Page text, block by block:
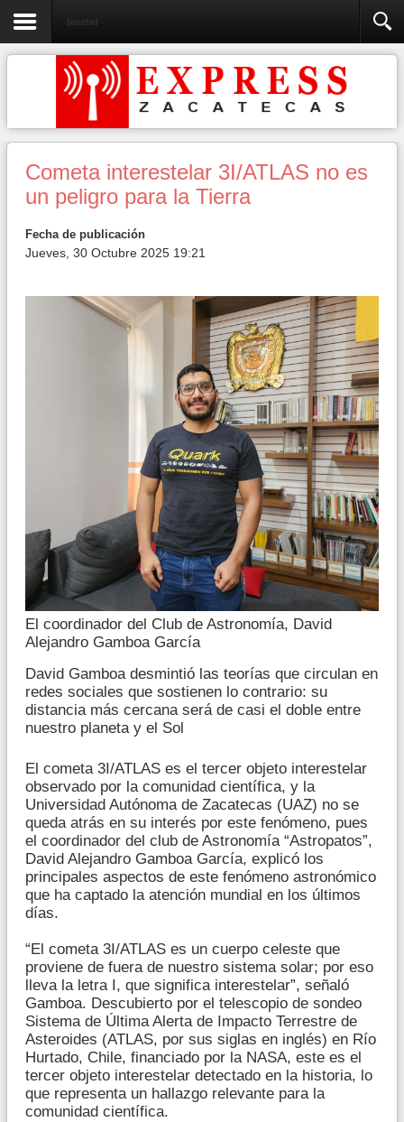
Sociedad
Cometa interestelar 3I/ATLAS no es
un peligro para la Tierra
Fecha de publicación
Jueves, 30 Octubre 2025 19:21
El coordinador del Club de Astronomía, David
Alejandro Gamboa García
David Gamboa desmintió las teorías que circulan en
redes sociales que sostienen lo contrario: su
distancia más cercana será de casi el doble entre
nuestro planeta y el Sol
El cometa 3I/ATLAS es el tercer objeto interestelar
observado por la comunidad científica, y la
Universidad Autónoma de Zacatecas (UAZ) no se
queda atrás en su interés por este fenómeno, pues
el coordinador del club de Astronomía “Astropatos”,
David Alejandro Gamboa García, explicó los
principales aspectos de este fenómeno astronómico
que ha captado la atención mundial en los últimos
días.
“El cometa 3I/ATLAS es un cuerpo celeste que
proviene de fuera de nuestro sistema solar; por eso
lleva la letra I, que significa interestelar”, señaló
Gamboa. Descubierto por el telescopio de sondeo
Sistema de Última Alerta de Impacto Terrestre de
Asteroides (ATLAS, por sus siglas en inglés) en Río
Hurtado, Chile, financiado por la NASA, este es el
tercer objeto interestelar detectado en la historia, lo
que representa un hallazgo relevante para la
comunidad científica.